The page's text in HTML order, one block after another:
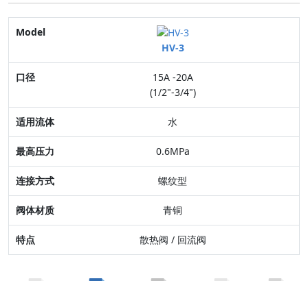
Model
口径
适用流体
最高压力
连接方式
阀体材质
特点
HV-3
15A -20A
(1/2"-3/4")
水
0.6MPa
螺纹型
青铜
散热阀 / 回流阀